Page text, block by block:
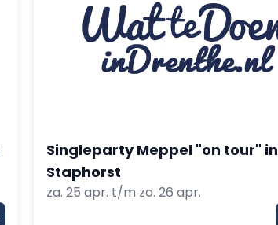
Singleparty Meppel "on tour" in
Staphorst
za. 25 apr. t/m zo. 26 apr.